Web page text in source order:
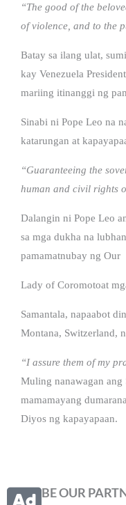
“The good of the
of violence, and to the
Batay sa ilang ulat,
kay Venezuela
mariing itinanggi ng
Sinabi ni Pope Leo na
katarungan at
“Guaranteeing the
human and civil rights
Dalangin ni Pope Leo
sa mga dukha na
pamamatnubay ng Our
Lady of Coromotoat
Samantala, napaabot
Montana, Switzerland,
“I assure them of my
Muling nanawagan ang
mamamayang
Diyos ng kapayapaan.
BE OUR